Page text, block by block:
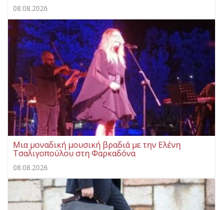
08.08.2026
Μια μοναδική μουσική βραδιά με την Ελένη
Τσαλιγοπούλου στη Φαρκαδόνα
08.08.2026